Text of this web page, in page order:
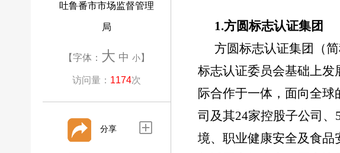
吐鲁番市市场监督管理
局
【字体： 大 中 小】
访问量： 1174次
分享
1.方圆标志认证集团
方圆标志认证集团（
标志认证委员会基础上发
际合作于一体，面向全
司及其24家控股子公司
境、职业健康安全及食